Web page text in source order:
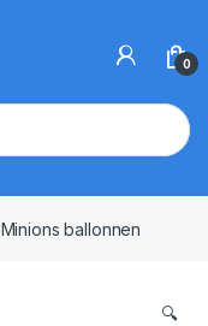
0
Minions ballonnen
🔍